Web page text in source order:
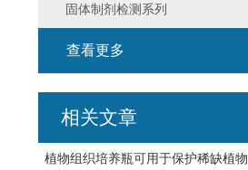
固体制剂检测系列
查看更多
相关文章
植物组织培养瓶可用于保护稀缺植物